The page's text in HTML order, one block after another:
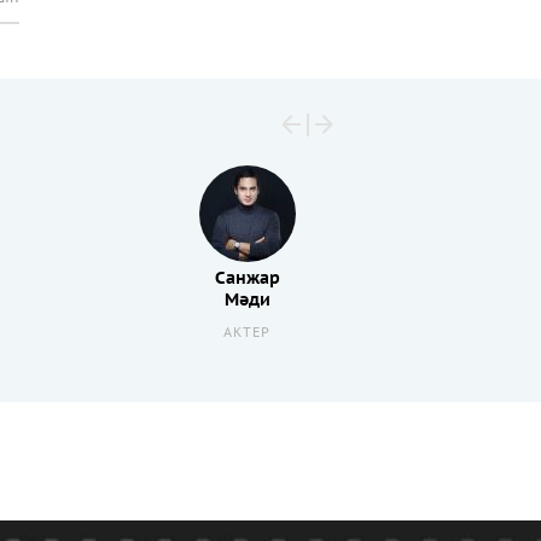
Санжар
Мәди
АКТЕР